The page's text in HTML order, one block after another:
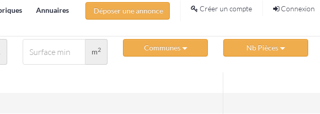
Annuaires Déposer une annonce Créer un compte Connexion
m2 Communes Nb Pièces